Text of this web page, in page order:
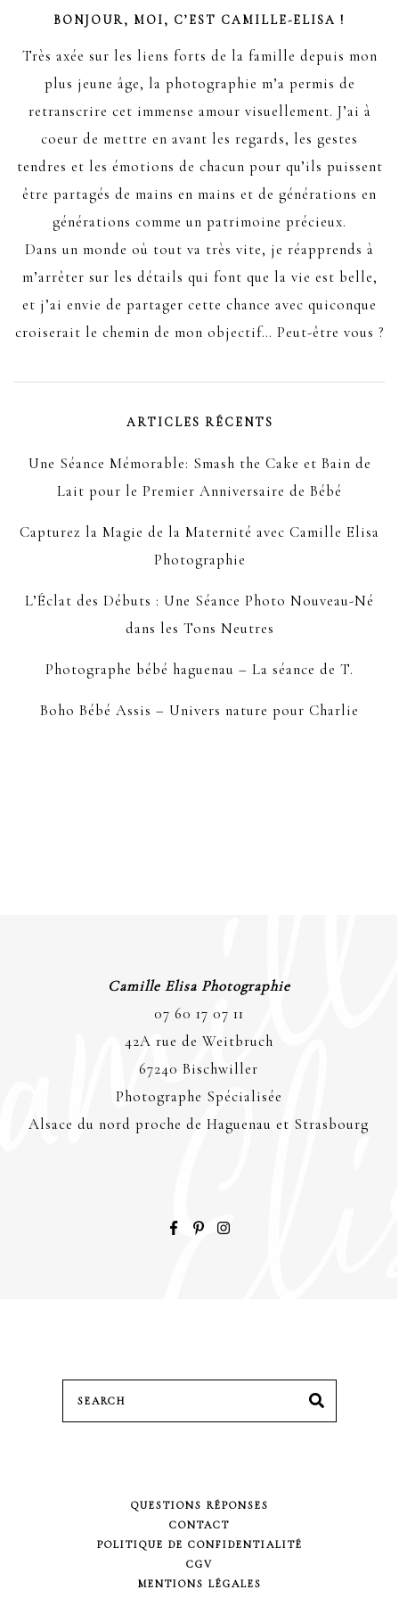
BONJOUR, MOI, C’EST CAMILLE-ELISA !
Très axée sur les liens forts de la famille depuis mon
plus jeune âge, la photographie m’a permis de
retranscrire cet immense amour visuellement. J’ai à
coeur de mettre en avant les regards, les gestes
tendres et les émotions de chacun pour qu’ils puissent
être partagés de mains en mains et de générations en
générations comme un patrimoine précieux.
Dans un monde où tout va très vite, je réapprends à
m’arrêter sur les détails qui font que la vie est belle,
et j’ai envie de partager cette chance avec quiconque
croiserait le chemin de mon objectif… Peut-être vous ?
ARTICLES RÉCENTS
Une Séance Mémorable: Smash the Cake et Bain de
Lait pour le Premier Anniversaire de Bébé
Capturez la Magie de la Maternité avec Camille Elisa
Photographie
L’Éclat des Débuts : Une Séance Photo Nouveau-Né
dans les Tons Neutres
Photographe bébé haguenau – La séance de T.
Boho Bébé Assis – Univers nature pour Charlie
Camille Elisa Photographie
07 60 17 07 11
42A rue de Weitbruch
67240 Bischwiller
Photographe Spécialisée
Alsace du nord proche de Haguenau et Strasbourg
Search
for:
SEARCH
QUESTIONS RÉPONSES
CONTACT
POLITIQUE DE CONFIDENTIALITÉ
CGV
MENTIONS LÉGALES